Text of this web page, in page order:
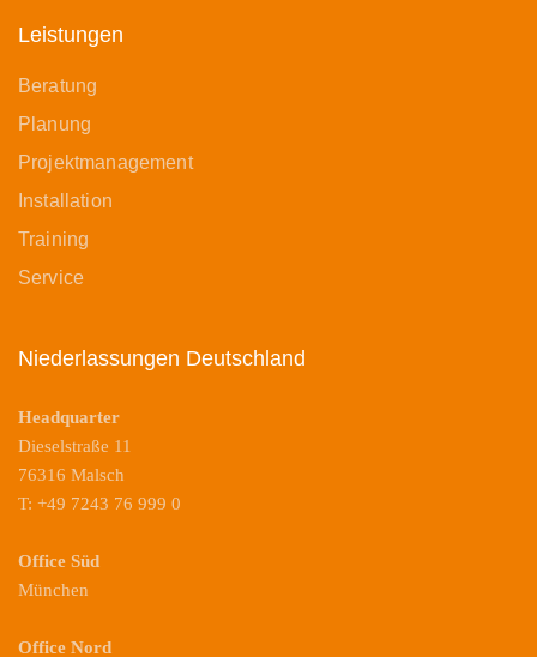
Leistungen
Beratung
Planung
Projektmanagement
Installation
Training
Service
Niederlassungen Deutschland
Headquarter
Dieselstraße 11
76316 Malsch
T: +49 7243 76 999 0
Office Süd
München
Office Nord